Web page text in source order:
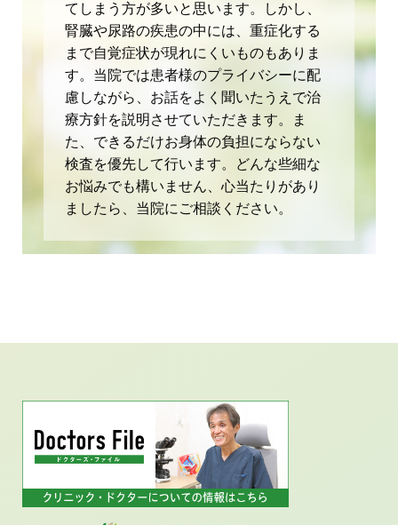
てしまう方が多いと思います。しかし、
腎臓や尿路の疾患の中には、重症化する
まで自覚症状が現れにくいものもありま
す。当院では患者様のプライバシーに配
慮しながら、お話をよく聞いたうえで治
療方針を説明させていただきます。ま
た、できるだけお身体の負担にならない
検査を優先して行います。どんな些細な
お悩みでも構いません、心当たりがあり
ましたら、当院にご相談ください。